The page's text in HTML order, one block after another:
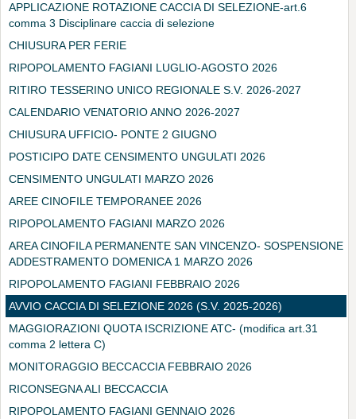
APPLICAZIONE ROTAZIONE CACCIA DI SELEZIONE-art.6
comma 3 Disciplinare caccia di selezione
CHIUSURA PER FERIE
RIPOPOLAMENTO FAGIANI LUGLIO-AGOSTO 2026
RITIRO TESSERINO UNICO REGIONALE S.V. 2026-2027
CALENDARIO VENATORIO ANNO 2026-2027
CHIUSURA UFFICIO- PONTE 2 GIUGNO
POSTICIPO DATE CENSIMENTO UNGULATI 2026
CENSIMENTO UNGULATI MARZO 2026
AREE CINOFILE TEMPORANEE 2026
RIPOPOLAMENTO FAGIANI MARZO 2026
AREA CINOFILA PERMANENTE SAN VINCENZO- SOSPENSIONE
ADDESTRAMENTO DOMENICA 1 MARZO 2026
RIPOPOLAMENTO FAGIANI FEBBRAIO 2026
AVVIO CACCIA DI SELEZIONE 2026 (S.V. 2025-2026)
MAGGIORAZIONI QUOTA ISCRIZIONE ATC- (modifica art.31
comma 2 lettera C)
MONITORAGGIO BECCACCIA FEBBRAIO 2026
RICONSEGNA ALI BECCACCIA
RIPOPOLAMENTO FAGIANI GENNAIO 2026